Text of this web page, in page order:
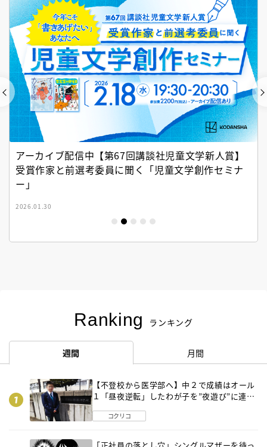
アーカイブ配信中【第67回講談社児童文学新人賞】
受賞作家と前選考委員に聞く「児童文学創作セミナ
ー」
2026.01.30
Ranking ランキング
週間 月間
【不登校から医学部へ】中２で成績はオール
１「昼夜逆転」したわが子を”夜遊び”に連れ
コクリコ